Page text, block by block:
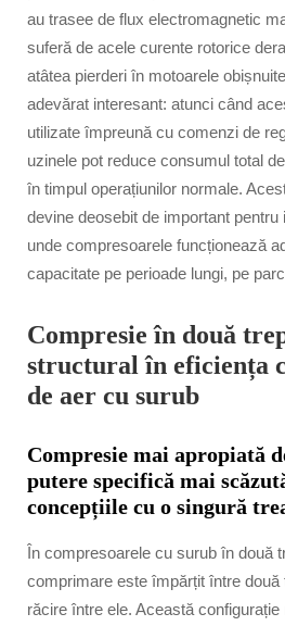
au trasee de flux electromagnetic
suferă de acele curente rotorice
atâtea pierderi în motoarele
adevărat interesant: atunci când
utilizate împreună cu comenzi de
uzinele pot reduce consumul total
în timpul operațiunilor normale.
devine deosebit de important pentru
unde compresoarele funcționează
capacitate pe perioade lungi, pe
Compresie în două
structural în eficiența
de aer cu surub
Compresie mai apropiată
putere specifică mai
concepțiile cu o singură
În compresoarele cu surub în două
comprimare este împărțit între două
răcire între ele. Această